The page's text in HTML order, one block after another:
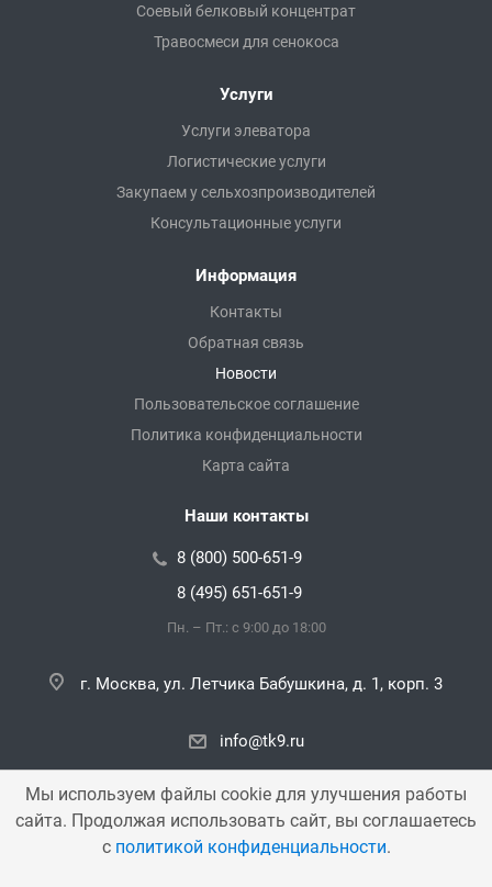
Соевый белковый концентрат
Травосмеси для сенокоса
Услуги
Услуги элеватора
Логистические услуги
Закупаем у сельхозпроизводителей
Консультационные услуги
Информация
Контакты
Обратная связь
Новости
Пользовательское соглашение
Политика конфиденциальности
Карта сайта
Наши контакты
8 (800) 500-651-9
8 (495) 651-651-9
Пн. – Пт.: с 9:00 до 18:00
г. Москва, ул. Летчика Бабушкина, д. 1, корп. 3
info@tk9.ru
Copyright © 2000 — 2026 «TK9». Все права защищены.
Мы используем файлы cookie для улучшения работы
сайта. Продолжая использовать сайт, вы соглашаетесь
с политикой конфиденциальности.